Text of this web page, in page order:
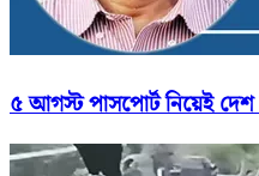
৫ আগস্ট পাসপোর্ট নিয়েই দেশ